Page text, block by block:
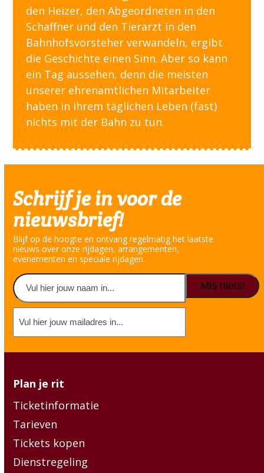
den Heizer, den Abgeordneten in den
Schaffner und den Tierarzt in den
Bahnhofsvorsteher verwandeln, ergibt
die Geschichte einen Sinn. Aber so kann
ein Tag aussehen, denn die meisten
unserer ehrenamtlichen Mitarbeiter
haben in ihrem täglichen Leben (fast)
nichts mit der Bahn zu tun.
Schrijf je in voor de
nieuwsbrief!
Blijf op de hoogte en ontvang regelmatig het laatste
nieuws over onze rijdagen, arrangementen,
evenementen en speciale rijdagen.
Naam
(erforderlich)
Vorname
mailadres
Plan je rit
Ticketinformatie
Tarieven
Tickets kopen
Dienstregeling